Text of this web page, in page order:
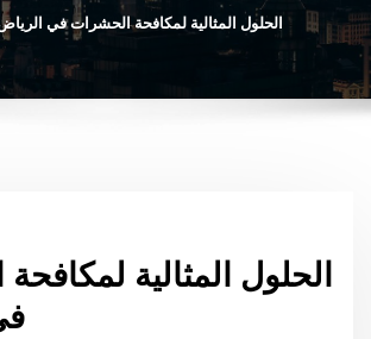
الحلول المثالية لمكافحة الحشرات في
الحلول المثالية